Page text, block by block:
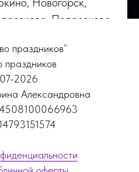
Подрезково,
Зеленоград,
праздников”
праздников
2026
Александровна